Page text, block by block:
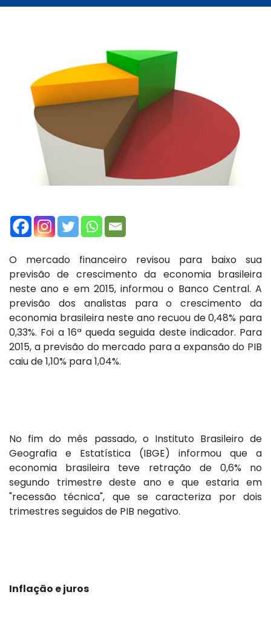
O mercado financeiro revisou para baixo sua
previsão de crescimento da economia brasileira
neste ano e em 2015, informou o Banco Central. A
previsão dos analistas para o crescimento da
economia brasileira neste ano recuou de 0,48% para
0,33%. Foi a 16ª queda seguida deste indicador. Para
2015, a previsão do mercado para a expansão do PIB
caiu de 1,10% para 1,04%.
No fim do mês passado, o Instituto Brasileiro de
Geografia e Estatística (IBGE) informou que a
economia brasileira teve retração de 0,6% no
segundo trimestre deste ano e que estaria em
"recessão técnica", que se caracteriza por dois
trimestres seguidos de PIB negativo.
Inflação e juros